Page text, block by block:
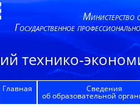
Министерство
Государственное
технико-
Главная Сведения
об образовательной